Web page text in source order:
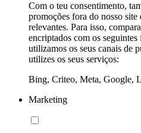
Com o teu consentimento,
promoções fora do nosso site
relevantes. Para isso,
encriptados com os
utilizamos os seus canais de
utilizes os seus serviços:
Bing, Criteo, Meta, Google,
Marketing